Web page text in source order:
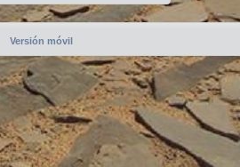
Versión móvil